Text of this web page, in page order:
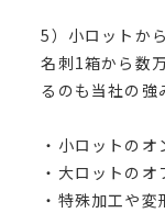
5）小ロットか
名刺1箱から数
るのも当社の強
・小ロットの
・大ロットの
・特殊加工や